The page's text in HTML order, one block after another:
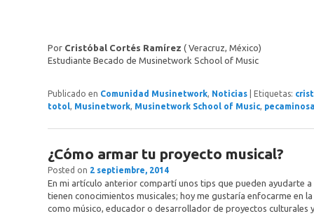
Por Cristóbal Cortés Ramírez ( Veracruz, México)
Estudiante Becado de Musinetwork School of Music
Publicado en Comunidad Musinetwork, Noticias Etiquetas:
totol, Musinetwork, Musinetwork School of Music,
¿Cómo armar tu proyecto musical?
Posted on 2 septiembre, 2014
En mi artículo anterior compartí unos tips que pueden ayudarte
tienen conocimientos musicales; hoy me gustaría enfocarme en
como músico, educador o desarrollador de proyectos culturales